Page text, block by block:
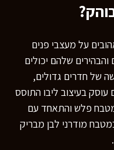
על מעצבי פנים
שלהם יכולים
של חדרים גדולים,
עוסק בעיצוב ליבו התוסס
פלש והתאחד עם
מודרני לבן מבריק